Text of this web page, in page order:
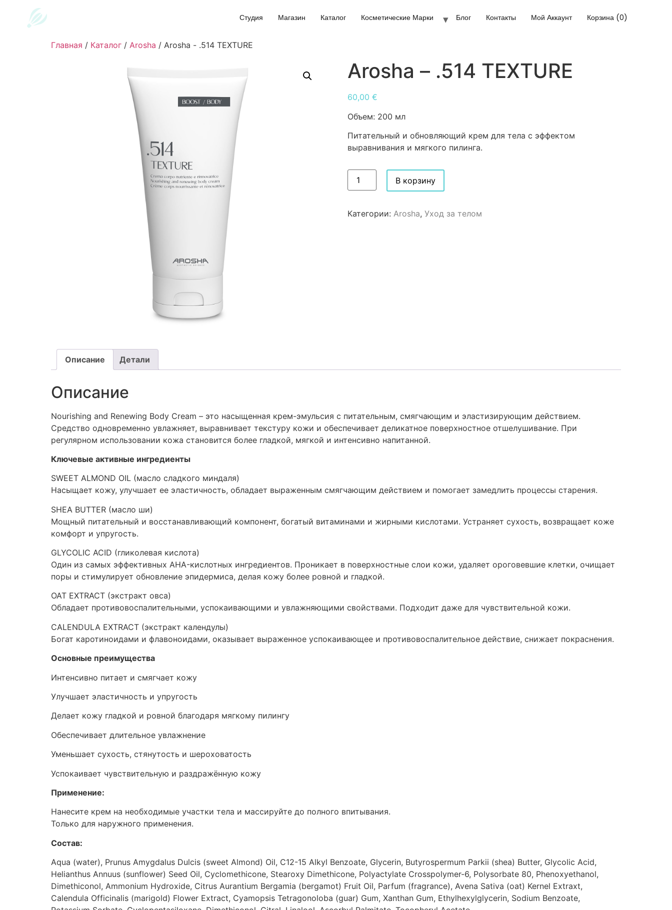
Студия Магазин Каталог Косметические Марки Блог Контакты Мой Аккаунт Корзина (0)
Главная / Каталог / Arosha / Arosha - .514 TEXTURE
Arosha – .514 TEXTURE
60,00 €
Объем: 200 мл
Питательный и обновляющий крем для тела с эффектом
выравнивания и мягкого пилинга.
В корзину
Категории: Arosha, Уход за телом
Описание Детали
Описание
Nourishing and Renewing Body Cream – это насыщенная крем-эмульсия с питательным, смягчающим и эластизирующим действием.
Средство одновременно увлажняет, выравнивает текстуру кожи и обеспечивает деликатное поверхностное отшелушивание. При
регулярном использовании кожа становится более гладкой, мягкой и интенсивно напитанной.
Ключевые активные ингредиенты
SWEET ALMOND OIL (масло сладкого миндаля)
Насыщает кожу, улучшает ее эластичность, обладает выраженным смягчающим действием и помогает замедлить процессы старения.
SHEA BUTTER (масло ши)
Мощный питательный и восстанавливающий компонент, богатый витаминами и жирными кислотами. Устраняет сухость, возвращает коже
комфорт и упругость.
GLYCOLIC ACID (гликолевая кислота)
Один из самых эффективных AHA-кислотных ингредиентов. Проникает в поверхностные слои кожи, удаляет ороговевшие клетки, очищает
поры и стимулирует обновление эпидермиса, делая кожу более ровной и гладкой.
OAT EXTRACT (экстракт овса)
Обладает противовоспалительными, успокаивающими и увлажняющими свойствами. Подходит даже для чувствительной кожи.
CALENDULA EXTRACT (экстракт календулы)
Богат каротиноидами и флавоноидами, оказывает выраженное успокаивающее и противовоспалительное действие, снижает покраснения.
Основные преимущества
Интенсивно питает и смягчает кожу
Улучшает эластичность и упругость
Делает кожу гладкой и ровной благодаря мягкому пилингу
Обеспечивает длительное увлажнение
Уменьшает сухость, стянутость и шероховатость
Успокаивает чувствительную и раздражённую кожу
Применение:
Нанесите крем на необходимые участки тела и массируйте до полного впитывания.
Только для наружного применения.
Состав:
Aqua (water), Prunus Amygdalus Dulcis (sweet Almond) Oil, C12-15 Alkyl Benzoate, Glycerin, Butyrospermum Parkii (shea) Butter, Glycolic Acid,
Helianthus Annuus (sunflower) Seed Oil, Cyclomethicone, Stearoxy Dimethicone, Polyactylate Crosspolymer-6, Polysorbate 80, Phenoxyethanol,
Dimethiconol, Ammonium Hydroxide, Citrus Aurantium Bergamia (bergamot) Fruit Oil, Parfum (fragrance), Avena Sativa (oat) Kernel Extraxt,
Calendula Officinalis (marigold) Flower Extract, Cyamopsis Tetragonoloba (guar) Gum, Xanthan Gum, Ethylhexylglycerin, Sodium Benzoate,